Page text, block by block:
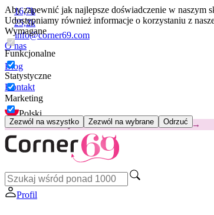
Aby zapewnić jak najlepsze doświadczenie w naszym
Udostępniamy również informacje o korzystaniu z
Wymagane
Funkcjonalne
Statystyczne
Marketing
Zezwól na wszystko Zezwól na wybrane Odrzuć
16,7k
25,2k
info@corner69.com
O nas
Blog
Kontakt
Polski
😽Svakom Klitty: 65 zł TANIEJKod: KLITTY →
Profil